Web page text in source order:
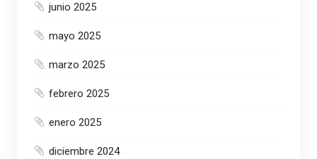
junio 2025
mayo 2025
marzo 2025
febrero 2025
enero 2025
diciembre 2024